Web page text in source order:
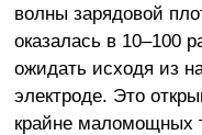
волны зарядовой
оказалась в 10–100
ожидать исходя из
электроде. Это
крайне маломощных